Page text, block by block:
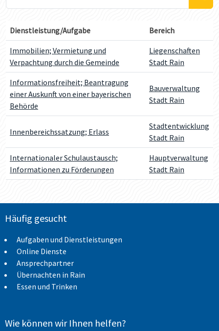
Dienstleistung/Aufgabe Bereich
Immobilien; Vermietung und
Verpachtung durch die Gemeinde
Liegenschaften
Stadt Rain
Informationsfreiheit; Beantragung
einer Auskunft von einer bayerischen
Behörde
Bauverwaltung
Stadt Rain
Innenbereichssatzung; Erlass
Stadtentwicklung
Stadt Rain
Internationaler Schulaustausch;
Informationen zu Förderungen
Hauptverwaltung
Stadt Rain
Häufig gesucht
Aufgaben und Dienstleistungen
Online Dienste
Ansprechpartner
Übernachten in Rain
Essen und Trinken
Wie können wir Ihnen helfen?